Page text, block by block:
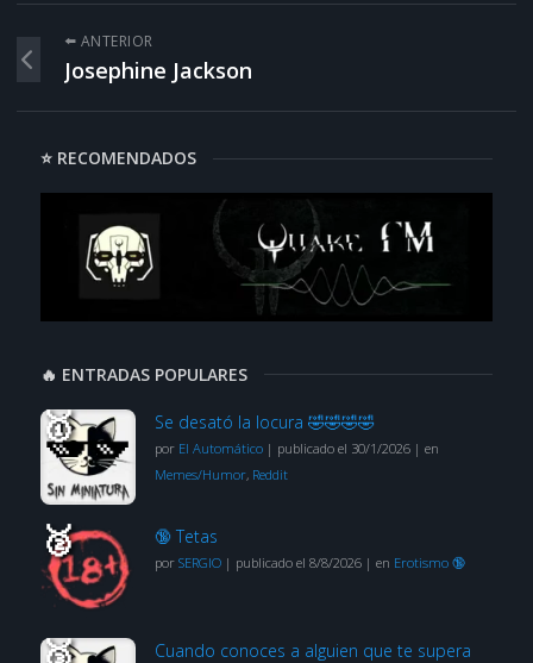
⬅️ ANTERIOR
Josephine Jackson
⭐ RECOMENDADOS
🔥 ENTRADAS POPULARES
Se desató la locura 🤣🤣🤣🤣
por El Automático| publicado el 30/1/2026| en
Memes/Humor, Reddit
🔞 Tetas
por SERGIO| publicado el 8/8/2026| en Erotismo 🔞
Cuando conoces a alguien que te supera